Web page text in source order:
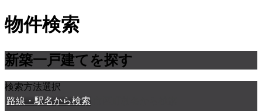
物件検索
新築一戸建てを探す
検索方法選択
路線・駅名から検索